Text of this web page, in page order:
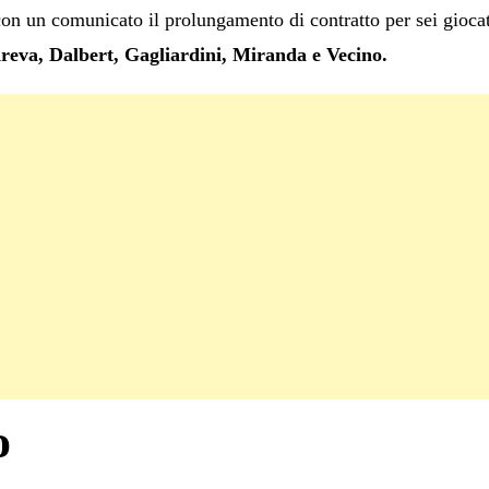
un comunicato il prolungamento di contratto per sei
Dalbert, Gagliardini, Miranda e Vecino.